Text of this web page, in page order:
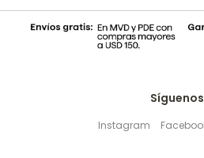
Síguenos
Instagram